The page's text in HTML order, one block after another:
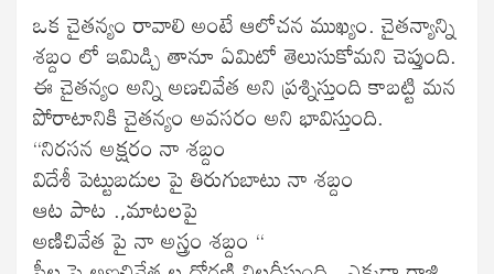
ఒక చైతన్యం రావాలి అంటే ఆలోచన ముఖ్యం. చైతన్యాన్ని
శబ్దం లో ఇమిడ్చి తానూ ఏమిటో తెలుసుకోమని చెప్తుంది.
ఈ చైతన్యం అన్ని అణచివేత అని ప్రశ్నిస్తుంది కాబట్టి మన
పోరాటానికి చైతన్యం అవసరం అని భావిస్తుంది.
“నిరసన అక్షరం నా శబ్దం
విదేశీ పెట్టుబడుల పై తిరుగుబాటు నా శబ్దం
ఆట పాట .,మాటలపై
అణిచివేత పై నా అస్త్రం శబ్దం “